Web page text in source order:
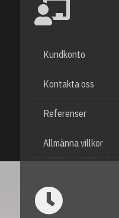
Kundkonto
Kontakta oss
Referenser
Allmänna villkor